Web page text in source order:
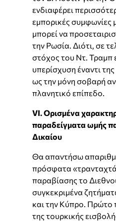
ενδιαφέρει
εμπορικές συμφωνίες
μπορεί να
την Ρωσία. Διότι, σε
στόχος του Ντ. Τραμπ
υπερίσχυση έναντι
ως την μόνη σοβαρή
πλανητικό επίπεδο.
VI. Ορισμένα
παραδείγματα ωμής
Δικαίου
Θα απαντήσω
πρόσφατα
παραβίασης το
συγκεκριμένα
και την Κύπρο. Πρώτο
της τουρκικής